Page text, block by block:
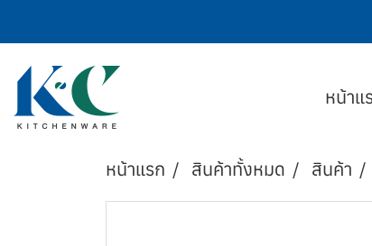
หน้าแ
หน้าแรก สินค้าทั้งหมด สินค้า